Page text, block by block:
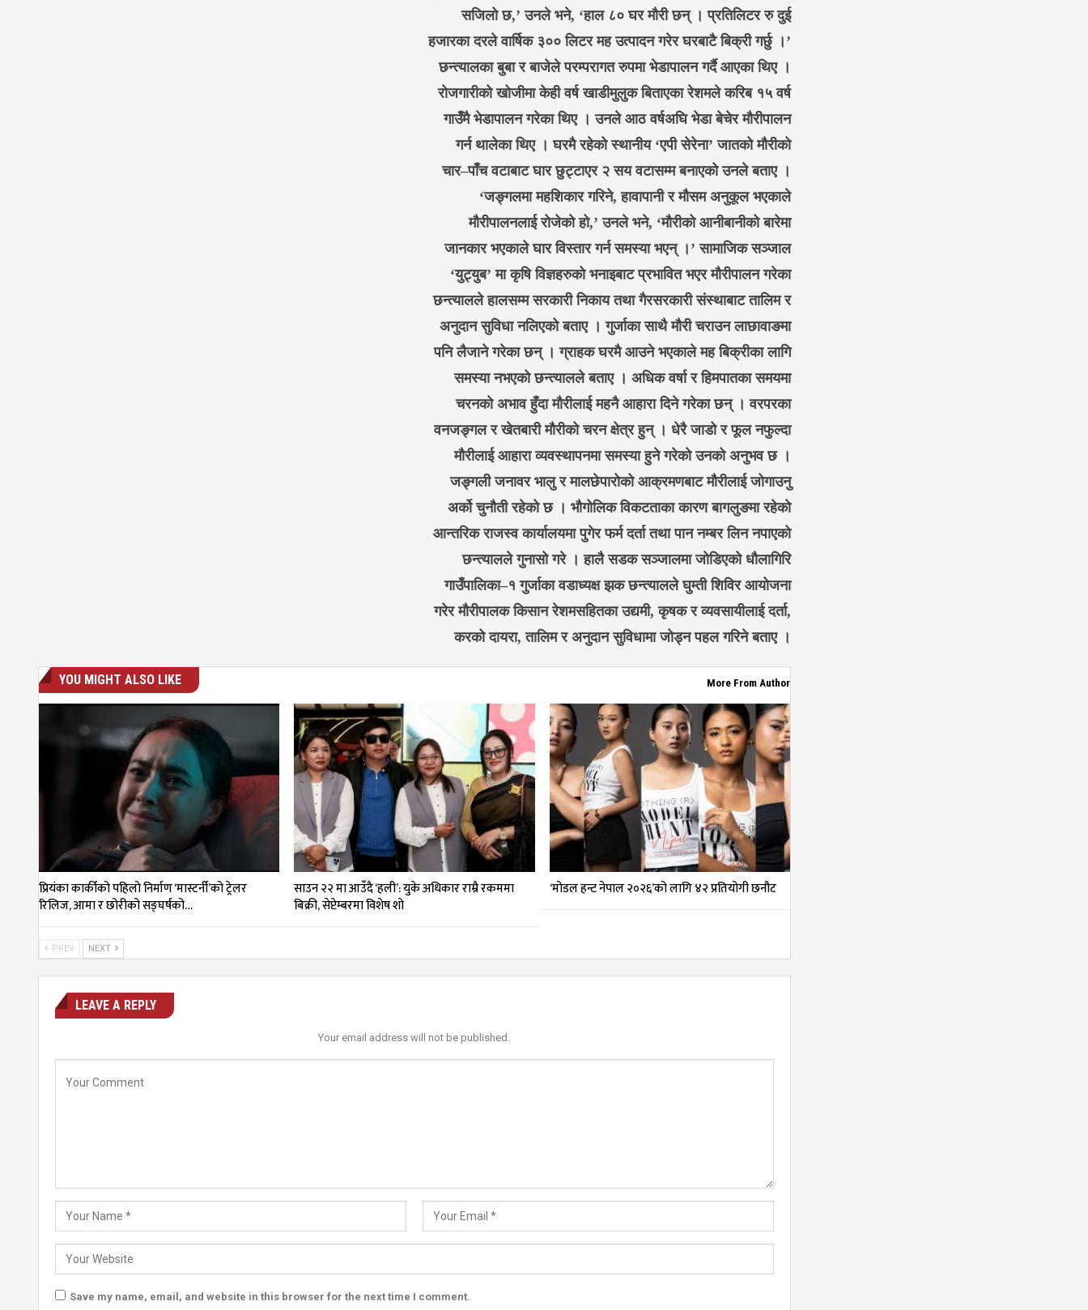
सजिलो छ,’ उनले भने, ‘हाल ८० घर मौरी छन् । प्रतिलिटर रु दुई
हजारका दरले वार्षिक ३०० लिटर मह उत्पादन गरेर घरबाटै बिक्री गर्छु ।’
छन्त्यालका बुबा र बाजेले परम्परागत रुपमा भेडापालन गर्दै आएका थिए ।
रोजगारीको खोजीमा केही वर्ष खाडीमुलुक बिताएका रेशमले करिब १५ वर्ष
गाउँमै भेडापालन गरेका थिए । उनले आठ वर्षअघि भेडा बेचेर मौरीपालन
गर्न थालेका थिए । घरमै रहेको स्थानीय ‘एपी सेरेना’ जातको मौरीको
चार–पाँच वटाबाट घार छुट्टाएर २ सय वटासम्म बनाएको उनले बताए ।
‘जङ्गलमा महशिकार गरिने, हावापानी र मौसम अनुकूल भएकाले
मौरीपालनलाई रोजेको हो,’ उनले भने, ‘मौरीको आनीबानीको बारेमा
जानकार भएकाले घार विस्तार गर्न समस्या भएन् ।’ सामाजिक सञ्जाल
‘युट्युब’ मा कृषि विज्ञहरुको भनाइबाट प्रभावित भएर मौरीपालन गरेका
छन्त्यालले हालसम्म सरकारी निकाय तथा गैरसरकारी संस्थाबाट तालिम र
अनुदान सुविधा नलिएको बताए । गुर्जाका साथै मौरी चराउन लाछावाङमा
पनि लैजाने गरेका छन् । ग्राहक घरमै आउने भएकाले मह बिक्रीका लागि
समस्या नभएको छन्त्यालले बताए । अधिक वर्षा र हिमपातका समयमा
चरनको अभाव हुँदा मौरीलाई महनै आहारा दिने गरेका छन् । वरपरका
वनजङ्गल र खेतबारी मौरीको चरन क्षेत्र हुन् । धेरै जाडो र फूल नफुल्दा
मौरीलाई आहारा व्यवस्थापनमा समस्या हुने गरेको उनको अनुभव छ ।
जङ्गली जनावर भालु र मालछेपारोको आक्रमणबाट मौरीलाई जोगाउनु
अर्को चुनौती रहेको छ । भौगोलिक विकटताका कारण बागलुङमा रहेको
आन्तरिक राजस्व कार्यालयमा पुगेर फर्म दर्ता तथा पान नम्बर लिन नपाएको
छन्त्यालले गुनासो गरे । हालै सडक सञ्जालमा जोडिएको धौलागिरि
गाउँपालिका–१ गुर्जाका वडाध्यक्ष झक छन्त्यालले घुम्ती शिविर आयोजना
गरेर मौरीपालक किसान रेशमसहितका उद्यमी, कृषक र व्यवसायीलाई दर्ता,
करको दायरा, तालिम र अनुदान सुविधामा जोड्न पहल गरिने बताए ।
YOU MIGHT ALSO LIKE More From Author
प्रियंका कार्कीको पहिलो निर्माण ‘मास्टर्नी’को ट्रेलर
रिलिज, आमा र छोरीको सङ्घर्षको…
साउन २२ मा आउँदै ‘हली’: युके अधिकार राम्रै रकममा
बिक्री, सेप्टेम्बरमा विशेष शो
‘मोडल हन्ट नेपाल २०२६’को लागि ४२ प्रतियोगी छनौट
PREV NEXT
LEAVE A REPLY
Your email address will not be published.
Save my name, email, and website in this browser for the next time I comment.